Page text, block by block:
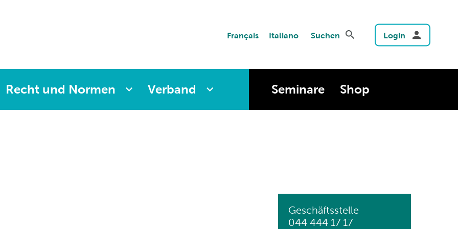
Français Italiano Suchen Login
Recht und Normen Verband Seminare Shop
Geschäftsstelle
044 444 17 17